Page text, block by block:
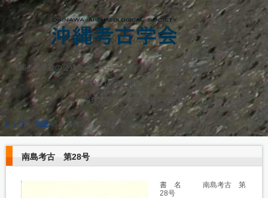
沖縄考古学会の公式ホームページです。沖縄で考古学研究を行う団体です。
TEL.（098）895-8276・8270
沖縄県 西原町 字千原１番地
琉球大学法文学部考古学研究室
トップ 商品› 南島考古 第28号
南島考古 第28号
書 名 南島考古 第
28号